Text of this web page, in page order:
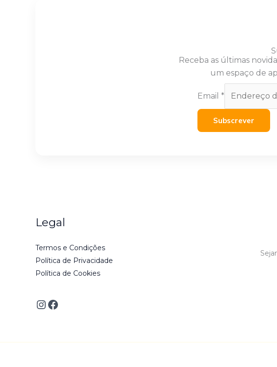
Receba as últimas
um espaço de
Email *
Subscrever
Legal
Termos e Condições
Política de Privacidade
Política de Cookies